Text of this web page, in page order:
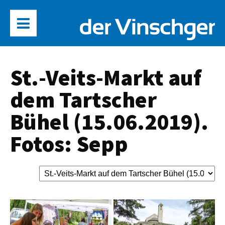
St.-Veits-Markt auf
dem Tartscher
Bühel (15.06.2019).
Fotos: Sepp